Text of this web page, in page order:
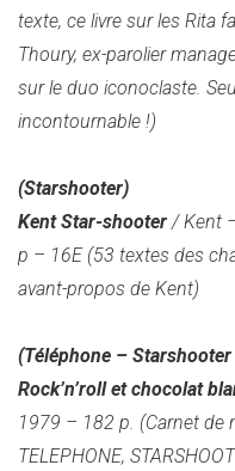
texte, ce livre sur les Rita
Thoury, ex-parolier
sur le duo iconoclaste.
incontournable !)
(Starshooter)
Kent Star-shooter / Kent
p – 16E (53 textes des
avant-propos de Kent)
(Téléphone –
Rock’n’roll et chocolat
1979 – 182 p. (Carnet de
TELEPHONE,